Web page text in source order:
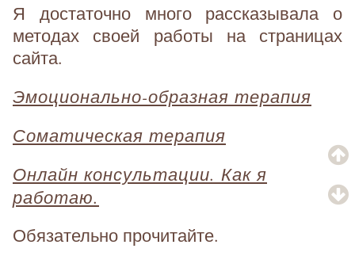
Я достаточно много рассказывала о
методах своей работы на страницах
сайта.
Эмоционально-образная терапия
Соматическая терапия
Онлайн консультации. Как я
работаю.
Обязательно прочитайте.